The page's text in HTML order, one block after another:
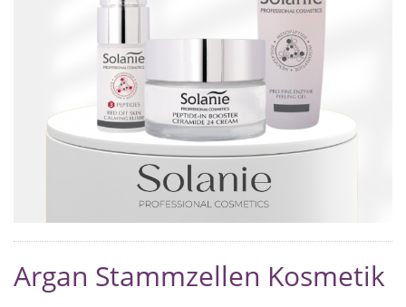
Argan Stammzellen Kosmetik